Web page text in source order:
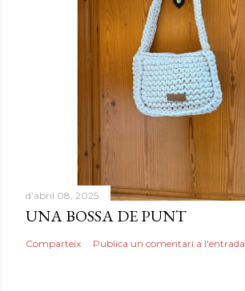
d’abril 08, 2025
UNA BOSSA DE PUNT
Comparteix Publica un comentari a l'entrada